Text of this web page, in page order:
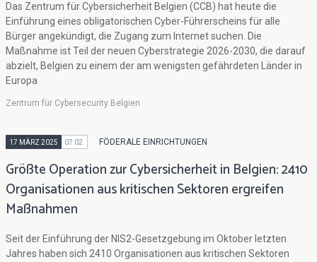
Das Zentrum für Cybersicherheit Belgien (CCB) hat heute die
Einführung eines obligatorischen Cyber-Führerscheins für alle
Bürger angekündigt, die Zugang zum Internet suchen. Die
Maßnahme ist Teil der neuen Cyberstrategie 2026-2030, die darauf
abzielt, Belgien zu einem der am wenigsten gefährdeten Länder in
Europa
Zentrum für Cybersecurity Belgien
17 MÄRZ 2025 07:02 FÖDERALE EINRICHTUNGEN
Größte Operation zur Cybersicherheit in Belgien: 2410
Organisationen aus kritischen Sektoren ergreifen
Maßnahmen
Seit der Einführung der NIS2-Gesetzgebung im Oktober letzten
Jahres haben sich 2410 Organisationen aus kritischen Sektoren